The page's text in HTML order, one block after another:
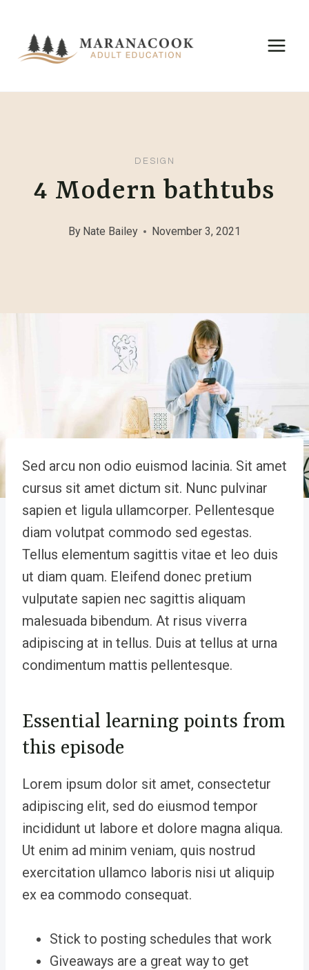
content
DESIGN
4 Modern bathtubs
By Nate Bailey November 3, 2021
Sed arcu non odio euismod lacinia. Sit amet
cursus sit amet dictum sit. Nunc pulvinar
sapien et ligula ullamcorper. Pellentesque
diam volutpat commodo sed egestas.
Tellus elementum sagittis vitae et leo duis
ut diam quam. Eleifend donec pretium
vulputate sapien nec sagittis aliquam
malesuada bibendum. At risus viverra
adipiscing at in tellus. Duis at tellus at urna
condimentum mattis pellentesque.
Essential learning points from
this episode
Lorem ipsum dolor sit amet, consectetur
adipiscing elit, sed do eiusmod tempor
incididunt ut labore et dolore magna aliqua.
Ut enim ad minim veniam, quis nostrud
exercitation ullamco laboris nisi ut aliquip
ex ea commodo consequat.
Stick to posting schedules that work
Giveaways are a great way to get